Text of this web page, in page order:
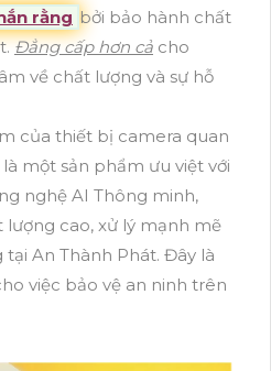
rằng bởi bảo hành chất
Đẳng cấp hơn cả cho
về chất lượng và sự hỗ
của thiết bị camera quan
là một sản phẩm ưu việt với
nghệ AI Thông minh,
cao, xử lý mạnh mẽ
An Thành Phát. Đây là
việc bảo vệ an ninh trên